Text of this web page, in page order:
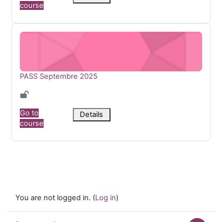
course
PASS Septembre 2025
Course name
PASS Septembre 2025
Go to
course
Details
You are not logged in. (Log in)